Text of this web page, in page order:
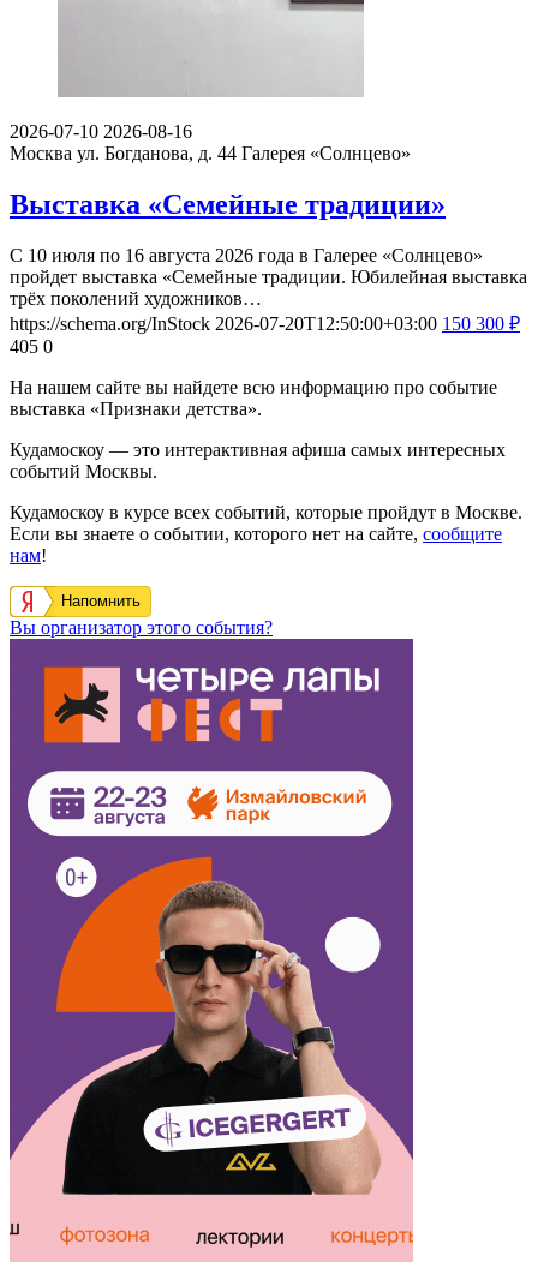
2026-07-10 2026-08-16
Москва ул. Богданова, д. 44 Галерея «Солнцево»
Выставка «Семейные традиции»
С 10 июля по 16 августа 2026 года в Галерее «Солнцево»
пройдет выставка «Семейные традиции. Юбилейная выставка
трёх поколений художников…
https://schema.org/InStock 2026-07-20T12:50:00+03:00 150 300 ₽
405 0
На нашем сайте вы найдете всю информацию про событие
выставка «Признаки детства».
Кудамоскоу — это интерактивная афиша самых интересных
событий Москвы.
Кудамоскоу в курсе всех событий, которые пройдут в Москве.
Если вы знаете о событии, которого нет на сайте, сообщите
нам!
Напомнить
Вы организатор этого события?